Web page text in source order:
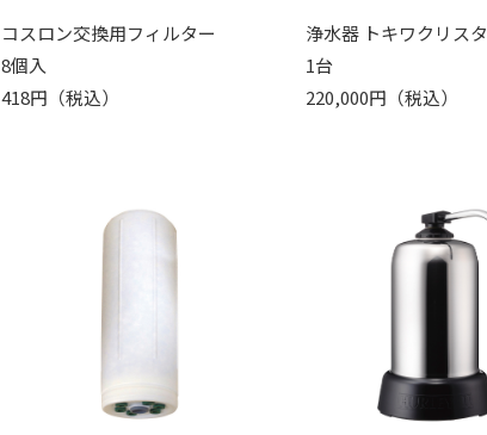
コスロン交換用フィルター
8個入
418円（税込）
浄水器 トキワクリスタ
1台
220,000円（税込）